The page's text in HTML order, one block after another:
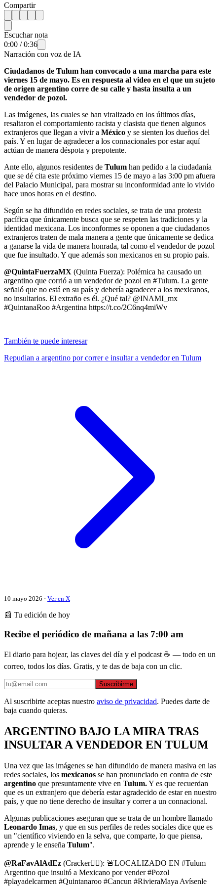
Compartir
Escuchar nota
0:00 /0:36
Narración con voz de IA
Ciudadanos de Tulum han convocado a una marcha para este
viernes 15 de mayo. Es en respuesta al video en el que un sujeto
de origen argentino corre de su calle y hasta insulta a un
vendedor de pozol.
Las imágenes, las cuales se han viralizado en los últimos días,
resaltaron el comportamiento racista y clasista que tienen algunos
extranjeros que llegan a vivir a México y se sienten los dueños del
país. Y en lugar de agradecer a los connacionales por estar aquí
actúan de manera déspota y prepotente.
Ante ello, algunos residentes de Tulum han pedido a la ciudadanía
que se dé cita este próximo viernes 15 de mayo a las 3:00 pm afuera
del Palacio Municipal, para mostrar su inconformidad ante lo vivido
hace unos horas en el destino.
Según se ha difundido en redes sociales, se trata de una protesta
pacífica que únicamente busca que se respeten las tradiciones y la
identidad mexicana. Los inconformes se oponen a que ciudadanos
extranjeros traten de mala manera a gente que únicamente se dedica
a ganarse la vida de manera honrada, tal como el vendedor de pozol
que fue insultado. Y que además son mexicanos en su propio país.
@QuintaFuerzaMX (Quinta Fuerza): Polémica ha causado un
argentino que corrió a un vendedor de pozol en #Tulum. La gente
señaló que no está en su país y debería agradecer a los mexicanos,
no insultarlos. El extraño es él. ¿Qué tal? @INAMI_mx
#QuintanaRoo #Argentina https://t.co/2C6nq4miWv
También te puede interesar
Repudian a argentino por correr e insultar a vendedor en Tulum
10 mayo 2026 · Ver en X
📰 Tu edición de hoy
Recibe el periódico de mañana a las 7:00 am
El diario para hojear, las claves del día y el podcast ☕ — todo en un
correo, todos los días. Gratis, y te das de baja con un clic.
Suscribirme
Al suscribirte aceptas nuestro aviso de privacidad. Puedes darte de
baja cuando quieras.
ARGENTINO BAJO LA MIRA TRAS
INSULTAR A VENDEDOR EN TULUM
Una vez que las imágenes se han difundido de manera masiva en las
redes sociales, los mexicanos se han pronunciado en contra de este
argentino que presuntamente vive en Tulum.Y es que recuerdan
que es un extranjero que debería estar agradecido de estar en nuestro
país, y que no tiene derecho de insultar y correr a un connacional.
Algunas publicaciones aseguran que se trata de un hombre llamado
Leonardo Imas, y que en sus perfiles de redes sociales dice que es
un "científico viviendo en la selva, que comparte, lo que piensa,
aprende y le enseña Tulum".
@RaFavAlAdEz (Cracker🏴‍☠️): 🚨LOCALIZADO EN #Tulum
Argentino que insultó a Mexicano por vender #Pozol
#playadelcarmen #Quintanaroo #Cancun #RivieraMaya Avísenle